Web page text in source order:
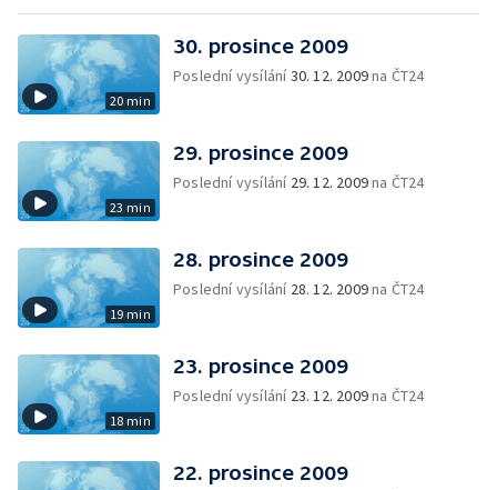
20 min
30. prosince 2009
Poslední vysílání30. 12. 2009na ČT24
23 min
29. prosince 2009
Poslední vysílání 29. 12. 2009na ČT24
19 min
28. prosince 2009
Poslední vysílání 28. 12. 2009na ČT24
18 min
23. prosince 2009
Poslední vysílání 23. 12. 2009na ČT24
22. prosince 2009